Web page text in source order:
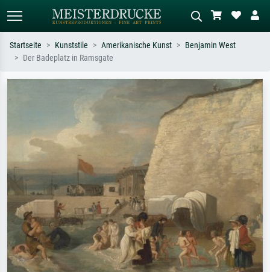
oder Stilen – z.B. Monet,
Sternennacht, Impressionismus, Welle
Hokusai, Akt.
Beschreiben Sie die Szene – z.B. Grüne
Wiese, Abstrakt mit viel Rot, Dunkles
Ölgemälde, Stehender Akt neben einem
Baum.
Startseite Kunststile Amerikanische Kunst
Benjamin West
Der Badeplatz in Ramsgate